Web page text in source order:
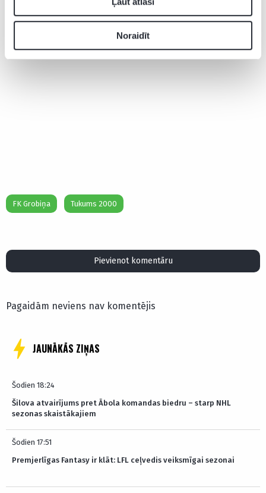
Noraidīt
FK Grobiņa Tukums 2000
Pievienot komentāru
Pagaidām neviens nav komentējis
JAUNĀKĀS ZIŅAS
Šodien 18:24
Šilova atvairījums pret Ābola komandas biedru – starp NHL
sezonas skaistākajiem
Šodien 17:51
Premjerlīgas Fantasy ir klāt: LFL ceļvedis veiksmīgai sezonai